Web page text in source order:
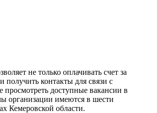
не только оплачивать счет за
получить контакты для связи с
просмотреть доступные вакансии в
организации имеются в шести
Кемеровской области.